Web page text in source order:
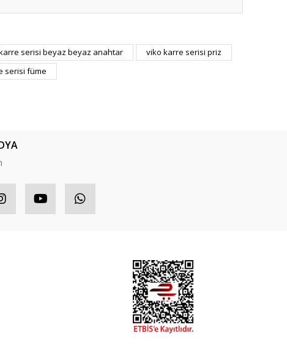
serisi beyaz beyaz anahtar
viko karre serisi priz
serisi füme